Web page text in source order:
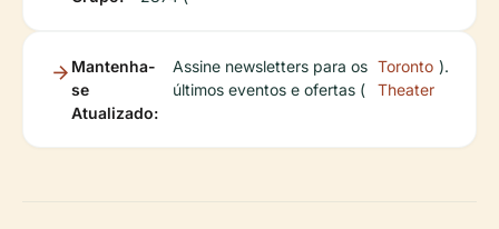
Mantenha-
se
Atualizado:
Assine newsletters para os
últimos eventos e ofertas (
Toronto
Theater
).